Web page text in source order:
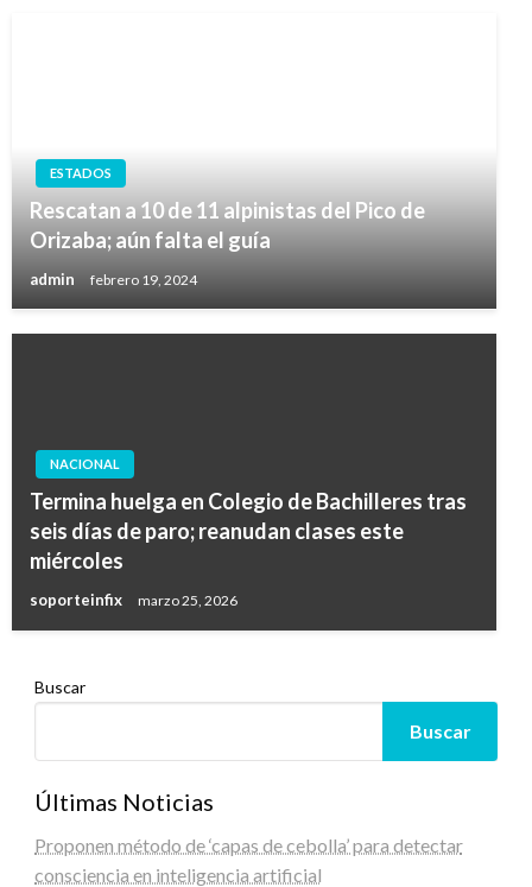
ESTADOS
Rescatan a 10 de 11 alpinistas del Pico de
Orizaba; aún falta el guía
admin febrero 19, 2024
NACIONAL
Termina huelga en Colegio de Bachilleres tras
seis días de paro; reanudan clases este
miércoles
soporteinfix marzo 25, 2026
Buscar
Buscar
Últimas Noticias
Proponen método de ‘capas de cebolla’ para detectar
consciencia en inteligencia artificial